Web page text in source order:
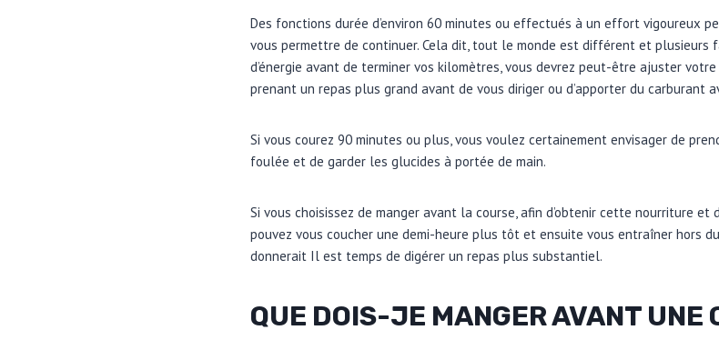
Des fonctions durée d’environ 60 minutes ou effectués à un effort vigoureux
vous permettre de continuer. Cela dit, tout le monde est différent et plusieurs
d’énergie avant de terminer vos kilomètres, vous devrez peut-être ajuster
prenant un repas plus grand avant de vous diriger ou d’apporter du carburant
Si vous courez 90 minutes ou plus, vous voulez certainement envisager de
foulée et de garder les glucides à portée de main.
Si vous choisissez de manger avant la course, afin d’obtenir cette nourriture et
pouvez vous coucher une demi-heure plus tôt et ensuite vous entraîner hors
donnerait Il est temps de digérer un repas plus substantiel.
QUE DOIS-JE MANGER AVANT UNE